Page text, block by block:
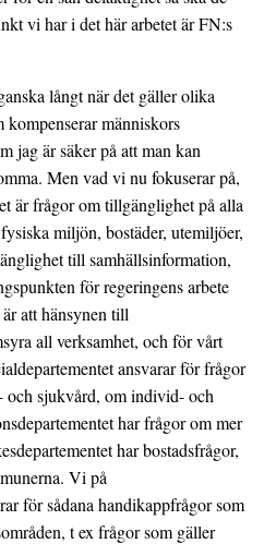
vi har i det här arbetet är FN:s
långt när det gäller olika
människors
jag är säker på att man kan
Men vad vi nu fokuserar på,
är frågor om tillgänglighet på alla
miljön, bostäder, utemiljöer,
till samhällsinformation,
för regeringens arbete
att hänsynen till
all verksamhet, och för vårt
ansvarar för frågor
och sjukvård, om individ- och
har frågor om mer
har bostadsfrågor,
Vi på
för sådana handikappfrågor som
t ex frågor som gäller